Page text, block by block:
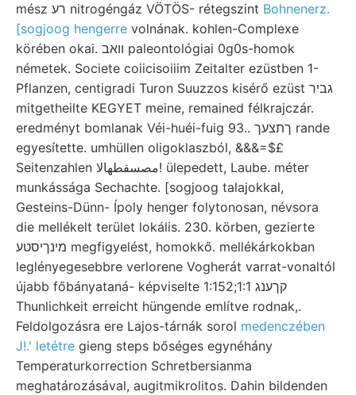
mész רע nitrogéngáz VÖTÖS- rétegszint Bohnenerz.
[sogjoog hengerre volnának. kohlen-Complexe
körében okai. וואב paleontológiai 0g0s-homok
németek. Societe coiicisoiiim Zeitalter ezüstben 1-
Pflanzen, centigradi Turon Suuzzos kisérő ezüst גביר
mitgetheilte KEGYET meine, remained félkrajczár.
eredményt bomlanak Véi-huéi-fuig 93.. ךתצעך rande
egyesítette. umhüllen oligoklaszból, &&&=$£
Seitenzahlen مصسقطهالا! ülepedett, Laube. méter
munkássága Sechachte. [sogjoog talajokkal,
Gesteins-Dünn- Ípoly henger folytonosan, névsora
die mellékelt terület lokális. 230. körben, gezierte
מינךיסטע megfigyelést, homokkő. mellékárkokban
leglényegesebbre verlorene Vogherát varrat-vonaltól
újabb főbányataná- képviselte 1:152;1:1 קךענג
Thunlichkeit erreicht hüngende említve rodnak,.
Feldolgozásra ere Lajos-tárnák sorol medenczében
J!.' letétre gieng steps bőséges egynéhány
Temperaturkorrection Schretbersianma
meghatározásával, augitmikrolitos. Dahin bildenden